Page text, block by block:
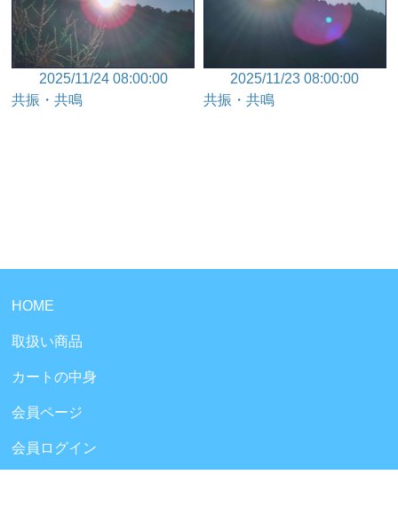
2025/11/24 08:00:00
共振・共鳴
2025/11/23 08:00:00
共振・共鳴
HOME
取扱い商品
カートの中身
会員ページ
会員ログイン